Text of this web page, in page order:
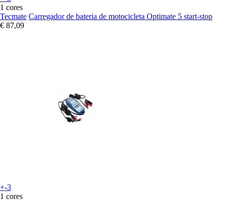
1 cores
Tecmate Carregador de bateria de motocicleta Optimate 5 start-stop
€ 87,09
+-3
1 cores